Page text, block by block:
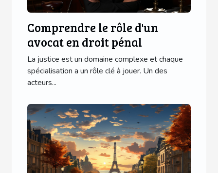
Comprendre le rôle d'un
avocat en droit pénal
La justice est un domaine complexe et chaque
spécialisation a un rôle clé à jouer. Un des
acteurs...